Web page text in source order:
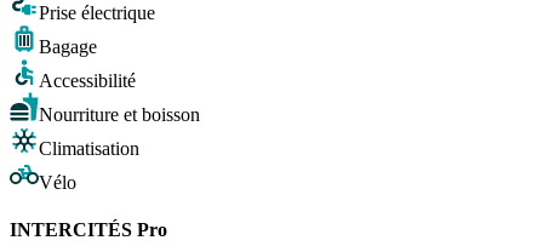
Prise électrique
Bagage
Accessibilité
Nourriture et boisson
Climatisation
Vélo
INTERCITÉS Pro